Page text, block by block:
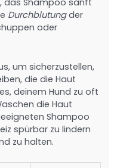
das Shampoo sanft
Durchblutungder
oder
um sicherzustellen,
die die Haut
deinem Hund zu oft
die Haut
Shampoo
spürbar zu lindern
zu halten.